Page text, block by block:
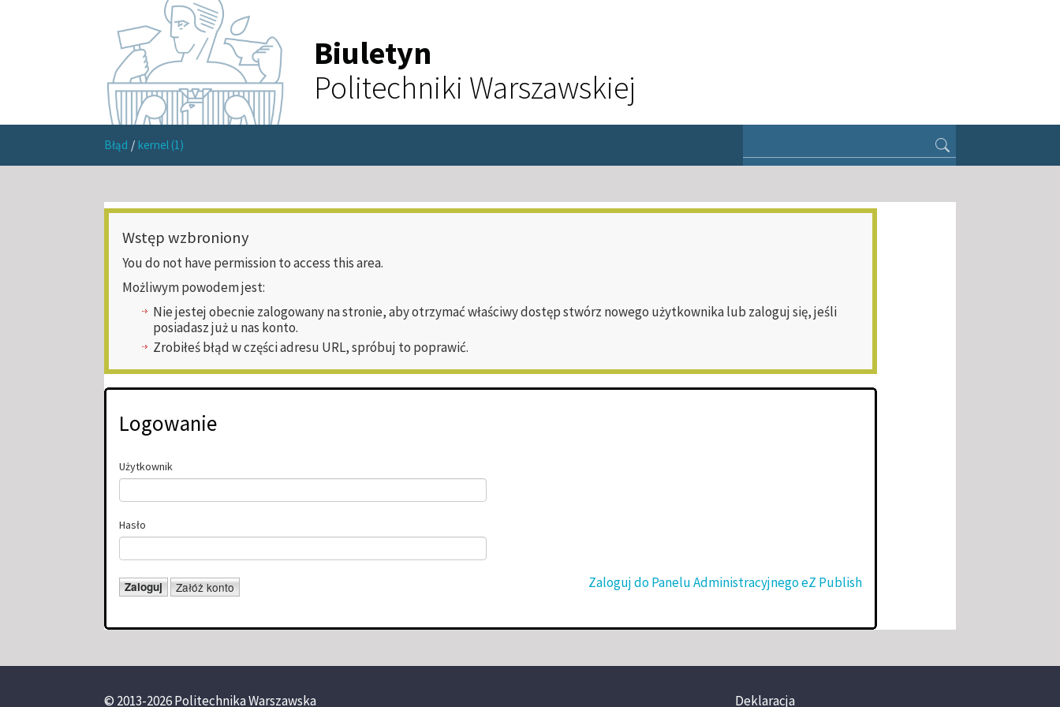
Biuletyn
Politechniki Warszawskiej
Błąd / kernel (1)
Wstęp wzbroniony
You do not have permission to access this area.
Możliwym powodem jest:
Nie jestej obecnie zalogowany na stronie, aby otrzymać właściwy dostęp stwórz nowego użytkownika lub zaloguj się, jeśli
posiadasz już u nas konto.
Zrobiłeś błąd w części adresu URL, spróbuj to poprawić.
Logowanie
Użytkownik
Hasło
Zaloguj do Panelu Administracyjnego eZ Publish
© 2013-2026 Politechnika Warszawska Deklaracja